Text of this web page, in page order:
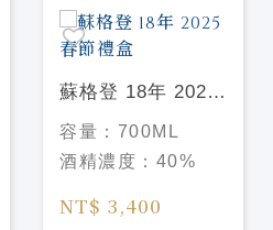
蘇格登 18年 2025
春節禮盒
容量： 700ML
酒精濃度： 40%
NT$ 3,400